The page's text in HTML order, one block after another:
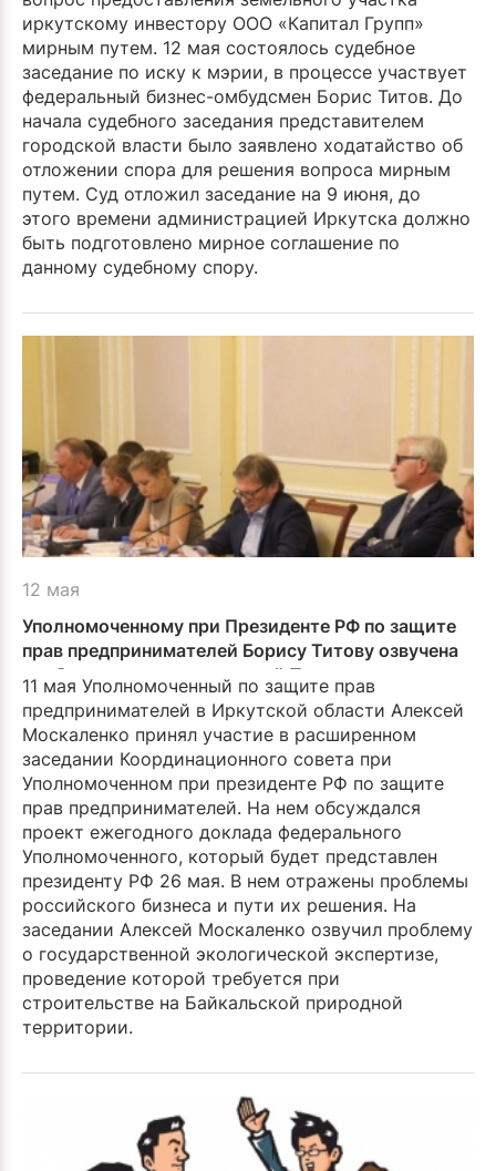
иркутскому инвестору ООО «Капитал Групп»
мирным путем. 12 мая состоялось судебное
заседание по иску к мэрии, в процессе участвует
федеральный бизнес-омбудсмен Борис Титов. До
начала судебного заседания представителем
городской власти было заявлено ходатайство об
отложении спора для решения вопроса мирным
путем. Суд отложил заседание на 9 июня, до
этого времени администрацией Иркутска должно
быть подготовлено мирное соглашение по
данному судебному спору.
12 мая
Уполномоченному при Президенте РФ по защите
прав предпринимателей Борису Титову озвучена
проблема предпринимателей Приангарья с
государственной экологической экспертизой
11 мая Уполномоченный по защите прав
предпринимателей в Иркутской области Алексей
Москаленко принял участие в расширенном
заседании Координационного совета при
Уполномоченном при президенте РФ по защите
прав предпринимателей. На нем обсуждался
проект ежегодного доклада федерального
Уполномоченного, который будет представлен
президенту РФ 26 мая. В нем отражены проблемы
российского бизнеса и пути их решения. На
заседании Алексей Москаленко озвучил проблему
о государственной экологической экспертизе,
проведение которой требуется при
строительстве на Байкальской природной
территории.